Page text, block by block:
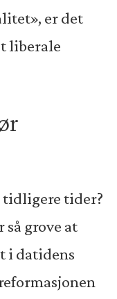
er det
liberale
tidligere tider?
grove at
i datidens